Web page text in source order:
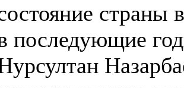
страны
последующие